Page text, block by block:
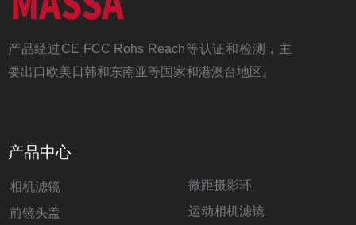
产品经过CE FCC Rohs Reach等认证和检测，主
要出口欧美日韩和东南亚等国家和港澳台地区。
产品中心
相机滤镜
前镜头盖
微距摄影环
运动相机滤镜